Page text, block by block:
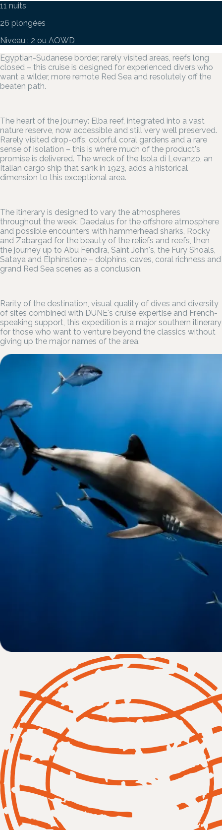
11 nuits
26 plongées
Niveau : 2 ou AOWD
Egyptian-Sudanese border, rarely visited areas, reefs long
closed – this cruise is designed for experienced divers who
want a wilder, more remote Red Sea and resolutely off the
beaten path.
The heart of the journey: Elba reef, integrated into a vast
nature reserve, now accessible and still very well preserved.
Rarely visited drop-offs, colorful coral gardens and a rare
sense of isolation – this is where much of the product's
promise is delivered. The wreck of the Isola di Levanzo, an
Italian cargo ship that sank in 1923, adds a historical
dimension to this exceptional area.
The itinerary is designed to vary the atmospheres
throughout the week: Daedalus for the offshore atmosphere
and possible encounters with hammerhead sharks, Rocky
and Zabargad for the beauty of the reliefs and reefs, then
the journey up to Abu Fendira, Saint John's, the Fury Shoals,
Sataya and Elphinstone – dolphins, caves, coral richness and
grand Red Sea scenes as a conclusion.
Rarity of the destination, visual quality of dives and diversity
of sites combined with DUNE's cruise expertise and French-
speaking support, this expedition is a major southern itinerary
for those who want to venture beyond the classics without
giving up the major names of the area.